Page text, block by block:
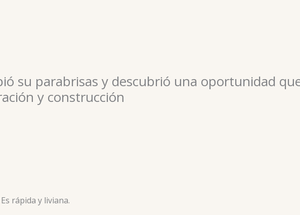
su parabrisas y descubrió una oportunidad
y construcción
rápida y liviana.